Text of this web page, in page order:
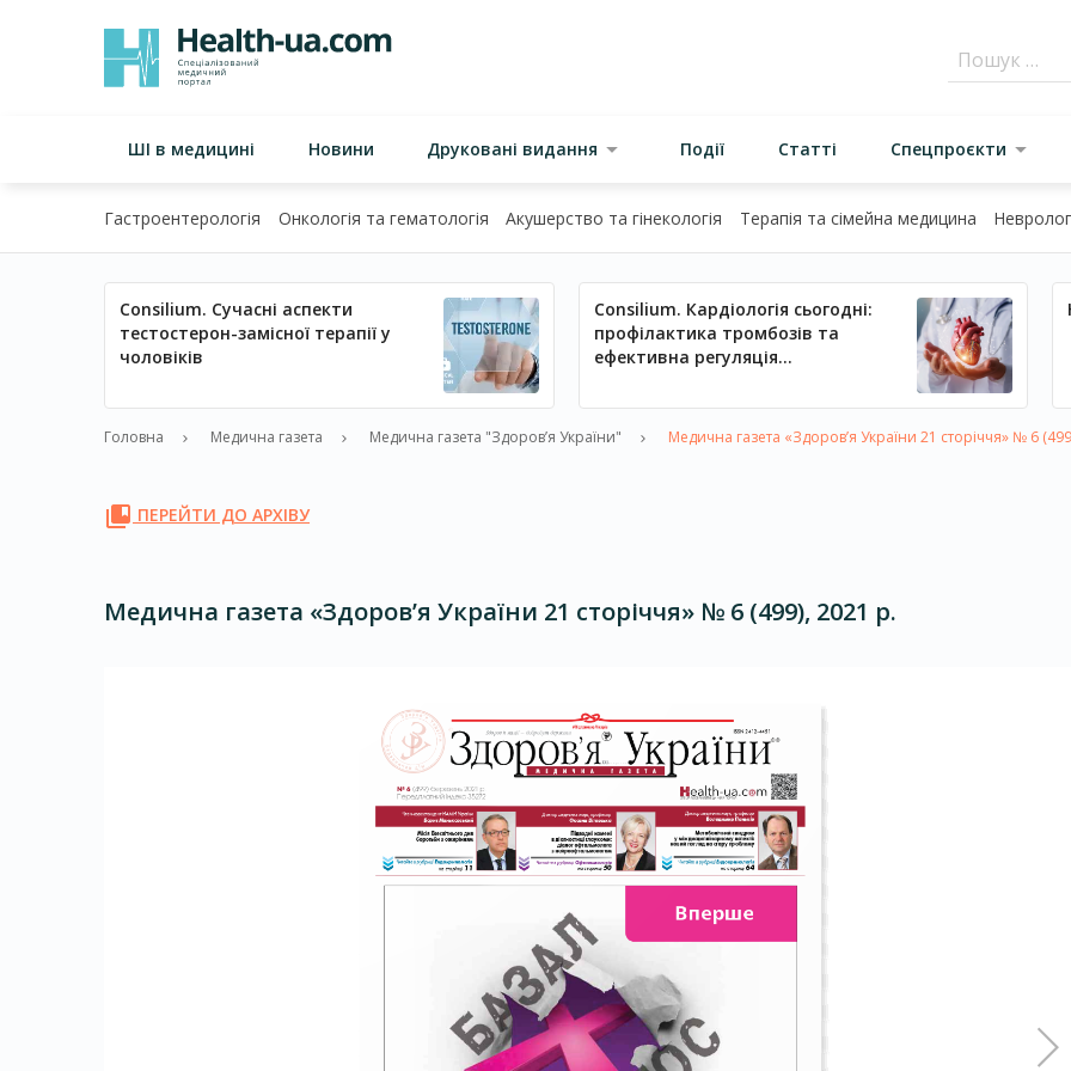
ШІ в медицині Новини Друковані видання Події Статті Спецпроєкти
Гастроентерологія Онкологія та гематологія Акушерство та гінекологія Терапія та сімейна медицина
Consilium. Сучасні аспекти
тестостерон-замісної терапії у
чоловіків
Consilium. Кардіологія сьогодні:
профілактика тромбозів та
ефективна регуляція
Головна Медична газета Медична газета "Здоров’я України" Медична газета «Здоров’я України 21 сторіччя» № 6
ПЕРЕЙТИ ДО АРХІВУ
Медична газета «Здоров’я України 21 сторіччя» № 6 (499), 2021 р.